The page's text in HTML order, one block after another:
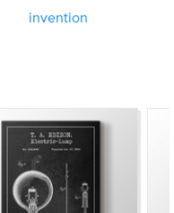
invention